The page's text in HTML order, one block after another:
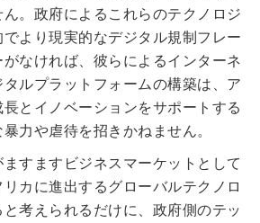
。政府によるこれらのテクノロジ
より現実的なデジタル規制フレー
なければ、彼らによるインターネ
ルプラットフォームの構築は、ア
とイノベーションをサポートする
力や虐待を招きかねません。
すますビジネスマーケットとして
カに進出するグローバルテクノロ
考えられるだけに、政府側のテッ